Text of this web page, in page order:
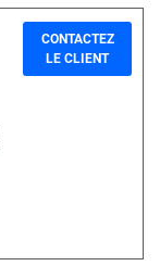
CONTACTEZ
LE CLIENT